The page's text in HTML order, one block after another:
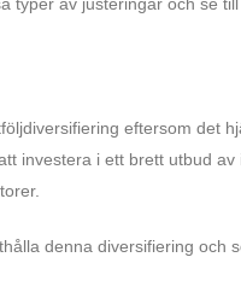
eftersom det
investera i ett brett utbud
denna diversifiering och